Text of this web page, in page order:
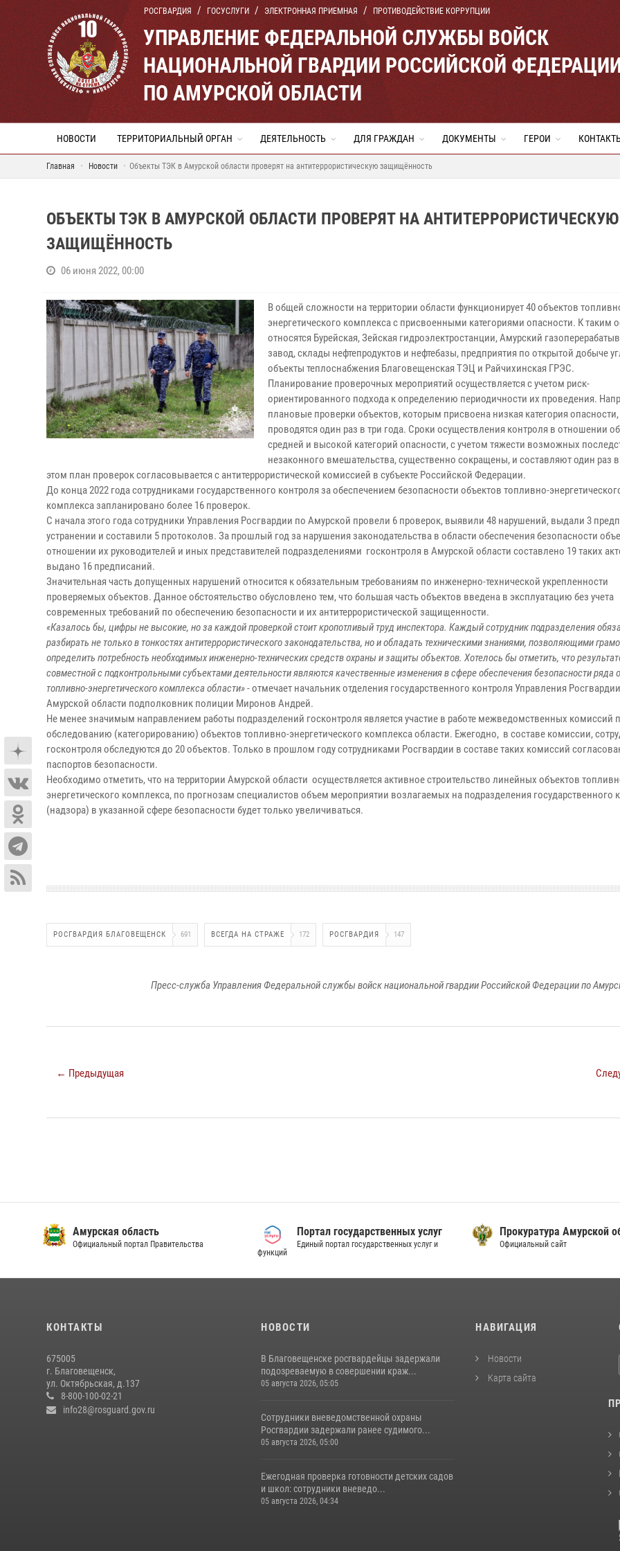
РОСГВАРДИЯ ГОСУСЛУГИ ЭЛЕКТРОННАЯ ПРИЕМНАЯ ПРОТИВОДЕЙСТВИЕ КОРРУПЦИИ
УПРАВЛЕНИЕ ФЕДЕРАЛЬНОЙ СЛУЖБЫ ВОЙСК
НАЦИОНАЛЬНОЙ ГВАРДИИ РОССИЙСКОЙ
ПО АМУРСКОЙ ОБЛАСТИ
НОВОСТИ ТЕРРИТОРИАЛЬНЫЙ ОРГАН ДЕЯТЕЛЬНОСТЬ ДЛЯ ГРАЖДАН ДОКУМЕНТЫ ГЕРОИ
Главная Новости Объекты ТЭК в Амурской области проверят на антитеррористическую защищённость
ОБЪЕКТЫ ТЭК В АМУРСКОЙ ОБЛАСТИ ПРОВЕРЯТ НА АНТИТЕРРОРИСТИЧЕСКУЮ
ЗАЩИЩЁННОСТЬ
06 июня 2022, 00:00
В общей сложности на территории области функционирует 40 объектов
энергетического комплекса с присвоенными категориями опасности. К таким
относятся Бурейская, Зейская гидроэлектростанции, Амурский
завод, склады нефтепродуктов и нефтебазы, предприятия по открытой добыче
объекты теплоснабжения Благовещенская ТЭЦ и Райчихинская ГРЭС.
Планирование проверочных мероприятий осуществляется с учетом риск-
ориентированного подхода к определению периодичности их проведения.
плановые проверки объектов, которым присвоена низкая категория опасности,
проводятся один раз в три года. Сроки осуществления контроля в отношении
средней и высокой категорий опасности, с учетом тяжести возможных
незаконного вмешательства, существенно сокращены, и составляют один раз
этом план проверок согласовывается с антитеррористической комиссией в субъекте Российской Федерации.
До конца 2022 года сотрудниками государственного контроля за обеспечением безопасности объектов топливно-
комплекса запланировано более 16 проверок.
С начала этого года сотрудники Управления Росгвардии по Амурской провели 6 проверок, выявили 48 нарушений, выдали 3
устранении и составили 5 протоколов. За прошлый год за нарушения законодательства в области обеспечения безопасности
отношении их руководителей и иных представителей подразделениями госконтроля в Амурской области составлено 19 таких
выдано 16 предписаний.
Значительная часть допущенных нарушений относится к обязательным требованиям по инженерно-технической укрепленности
проверяемых объектов. Данное обстоятельство обусловлено тем, что большая часть объектов введена в эксплуатацию без учета
современных требований по обеспечению безопасности и их антитеррористической защищенности.
«Казалось бы, цифры не высокие, но за каждой проверкой стоит кропотливый труд инспектора. Каждый сотрудник подразделения
разбирать не только в тонкостях антитеррористического законодательства, но и обладать техническими знаниями, позволяющими
определить потребность необходимых инженерно-технических средств охраны и защиты объектов. Хотелось бы отметить, что
совместной с подконтрольными субъектами деятельности являются качественные изменения в сфере обеспечения безопасности ряда
топливно-энергетического комплекса области»- отмечает начальник отделения государственного контроля Управления
Амурской области подполковник полиции Миронов Андрей.
Не менее значимым направлением работы подразделений госконтроля является участие в работе межведомственных комиссий
обследованию (категорированию) объектов топливно-энергетического комплекса области. Ежегодно, в составе комиссии,
госконтроля обследуются до 20 объектов. Только в прошлом году сотрудниками Росгвардии в составе таких комиссий
паспортов безопасности.
Необходимо отметить, что на территории Амурской области осуществляется активное строительство линейных объектов
энергетического комплекса, по прогнозам специалистов объем мероприятии возлагаемых на подразделения государственного
(надзора) в указанной сфере безопасности будет только увеличиваться.
РОСГВАРДИЯ БЛАГОВЕЩЕНСК 691 ВСЕГДА НА СТРАЖЕ 172 РОСГВАРДИЯ 147
Пресс-служба Управления Федеральной службы войск национальной гвардии Российской Федерации по
← Предыдущая
Амурская область
Официальный портал Правительства
Портал государственных услуг
Единый портал государственных услуг и
функций
Прокуратура Амурской
Официальный сайт
КОНТАКТЫ
675005
г. Благовещенск,
ул. Октябрьская, д.137
8-800-100-02-21
info28@rosguard.gov.ru
НОВОСТИ
В Благовещенске росгвардейцы задержали
подозреваемую в совершении краж...
05 августа 2026, 05:05
Сотрудники вневедомственной охраны
Росгвардии задержали ранее судимого...
05 августа 2026, 05:00
Ежегодная проверка готовности детских садов
и школ: сотрудники вневедо...
05 августа 2026, 04:34
НАВИГАЦИЯ
Новости
Карта сайта